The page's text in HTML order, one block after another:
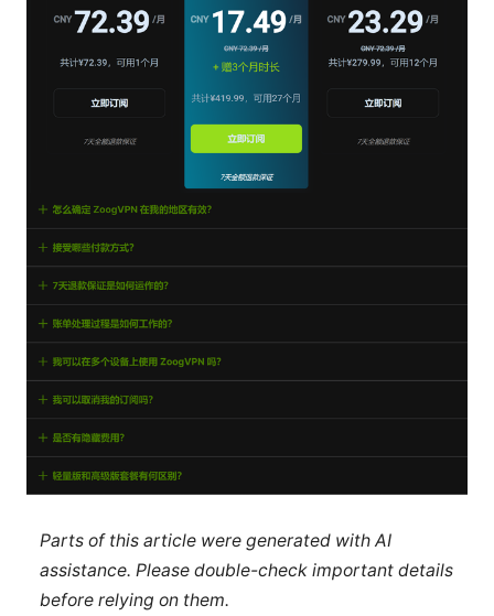
Parts of this article were generated with AI
assistance. Please double-check important details
before relying on them.